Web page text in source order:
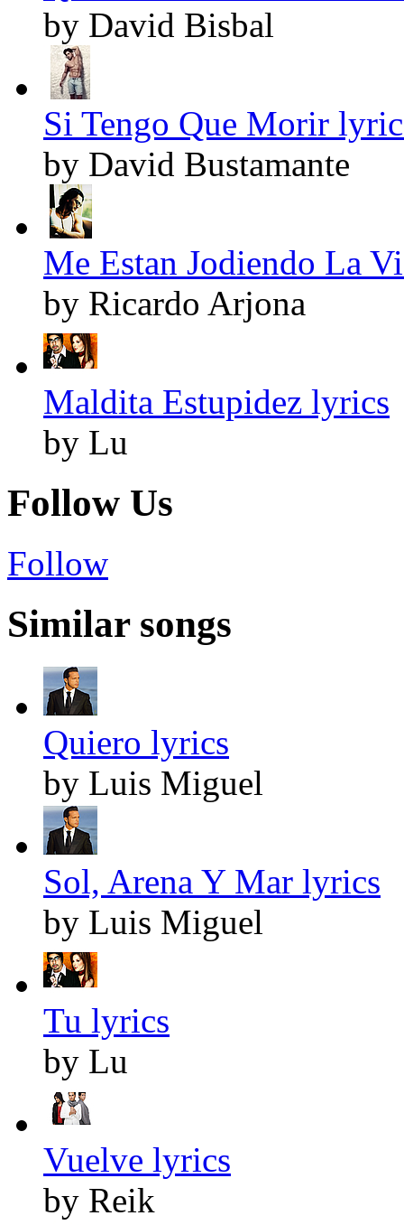
by David Bisbal
Si Tengo Que Morir
by David Bustamante
Me Estan Jodiendo La
by Ricardo Arjona
Maldita Estupidez lyrics
by Lu
Follow Us
Follow
Similar songs
Quiero lyrics
by Luis Miguel
Sol, Arena Y Mar lyrics
by Luis Miguel
Tu lyrics
by Lu
Vuelve lyrics
by Reik